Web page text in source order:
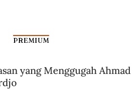
PREMIUM
yang Menggugah Ahmad